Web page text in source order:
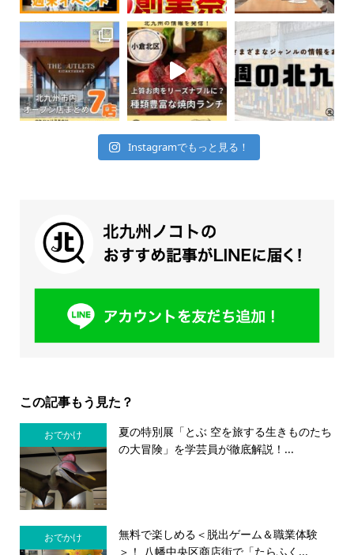
Instagramでもっと見る！
この記事もう見た？
おでかけ
夏の特別展「とぶ 空を旅する生きものたち
の大冒険」を学芸員が徹底解説！...
おでかけ
無料で楽しめる＜脱出ゲーム＆職業体験
＞！ 八幡中央区商店街で「たらふく...